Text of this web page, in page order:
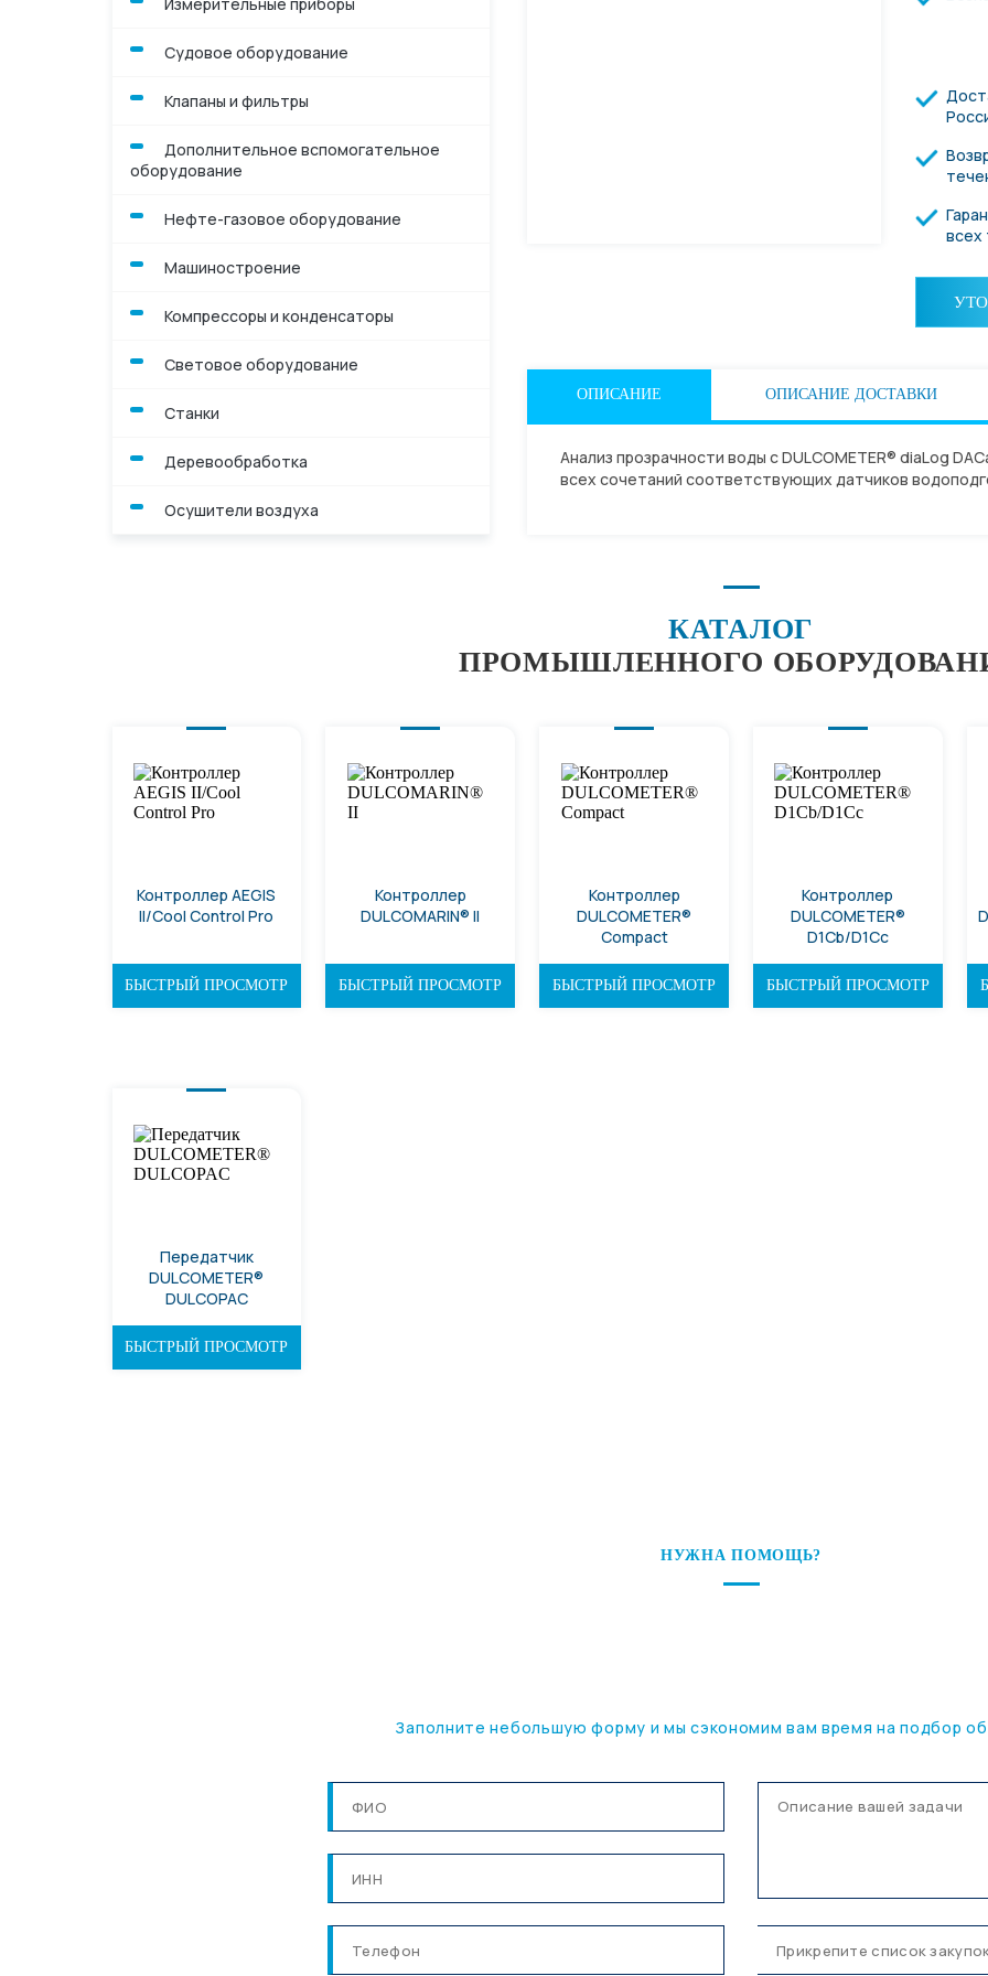
Судовое оборудование
Клапаны и фильтры
Дополнительное вспомогательное
оборудование
Нефте-газовое оборудование
Машиностроение
Компрессоры и конденсаторы
Световое оборудование
Станки
Деревообработка
Осушители воздуха
всех
ОПИСАНИЕ ОПИСАНИЕ ДОСТАВКИ
Анализ прозрачности воды с DULCOMETER® diaLog
всех сочетаний соответствующих датчиков
КАТАЛОГ
ПРОМЫШЛЕННОГО
Контроллер AEGIS
II/Cool Control Pro
БЫСТРЫЙ ПРОСМОТР
Контроллер
DULCOMARIN® II
БЫСТРЫЙ ПРОСМОТР
Контроллер
DULCOMETER®
Compact
БЫСТРЫЙ ПРОСМОТР
Контроллер
DULCOMETER®
D1Cb/D1Cc
БЫСТРЫЙ ПРОСМОТР
Передатчик
DULCOMETER®
DULCOPAC
БЫСТРЫЙ ПРОСМОТР
НУЖНА ПОМОЩЬ?
Заполните небольшую форму и мы сэкономим вам время на подбор